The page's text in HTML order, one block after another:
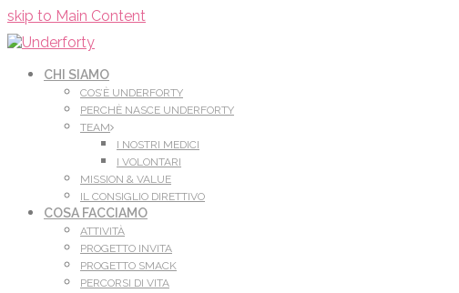
skip to Main Content
CHI SIAMO
COS’È UNDERFORTY
PERCHÈ NASCE UNDERFORTY
TEAM
I NOSTRI MEDICI
I VOLONTARI
MISSION & VALUE
IL CONSIGLIO DIRETTIVO
COSA FACCIAMO
ATTIVITÀ
PROGETTO INVITA
PROGETTO SMACK
PERCORSI DI VITA